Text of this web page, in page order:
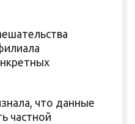
что данные
частной